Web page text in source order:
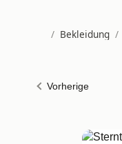
/ Bekleidung /
Vorherige